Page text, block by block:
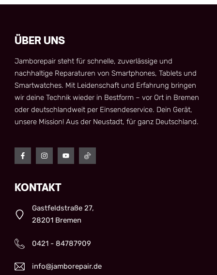
ÜBER UNS
Jamborepair steht für schnelle, zuverlässige und
nachhaltige Reparaturen von Smartphones, Tablets und
Smartwatches. Mit Leidenschaft und Erfahrung bringen
wir deine Technik wieder in Bestform – vor Ort in Bremen
oder deutschlandweit per Einsendeservice. Dein Gerät,
unsere Mission! Aus der Neustadt, für ganz Deutschland.
KONTAKT
Gastfeldstraße 27,
28201 Bremen
0421 - 84787909
info@jamborepair.de